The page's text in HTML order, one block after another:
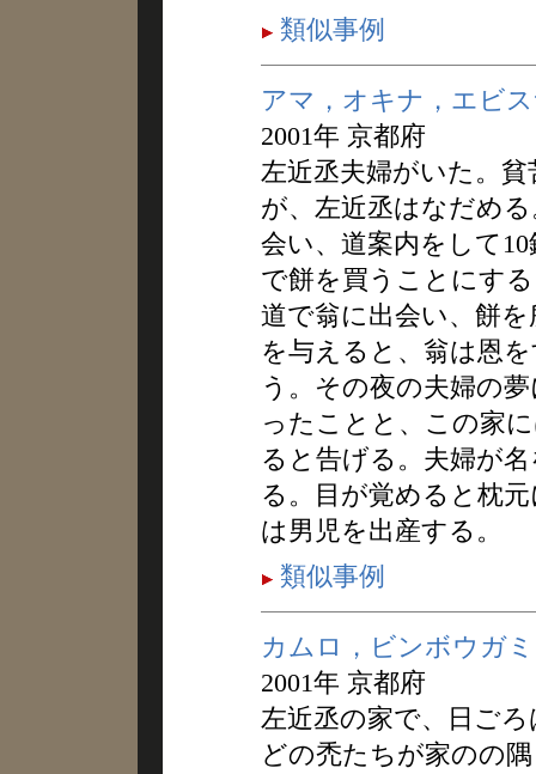
類似事例
アマ，オキナ，エビ
2001年 京都府
左近丞夫婦がいた。
が、左近丞はなだめ
会い、道案内をして
で餅を買うことにす
道で翁に出会い、餅
を与えると、翁は恩
う。その夜の夫婦の
ったことと、この家
ると告げる。夫婦が
る。目が覚めると枕
は男児を出産する。
類似事例
カムロ，ビンボウガ
2001年 京都府
左近丞の家で、日ご
どの禿たちが家のの